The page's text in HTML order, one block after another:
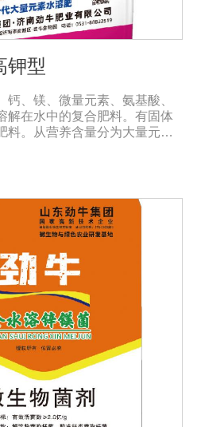
钾型
、镁、微量元素、氨基酸、
解在水中的复合肥料。有固体
料。从营养含量分为大量元素
植酸水溶性肥料、有机水溶性
酸钙肥等品种相比，水溶性
一种水溶性好、无残渣的速效
接被作物的根和叶吸收利用。
其营养元素相对全面，根据不
肥料配方不同，市场销售蔬
花、油等作物专用水溶性肥
冲施，要采取二次稀释法。由
复合肥料，所以农民就不能够
不均匀，出现烧苗伤根，苗小
冲肥均匀，提高肥料利用率。
比一般复合肥养分含量高，用
强，难以在土壤中长期存留，
免肥料流失即降低施肥的经济
的目的。3．尽量单用或与非碱
出现缺素症或根系生长不良
溶肥的方法加以缓解。在此提